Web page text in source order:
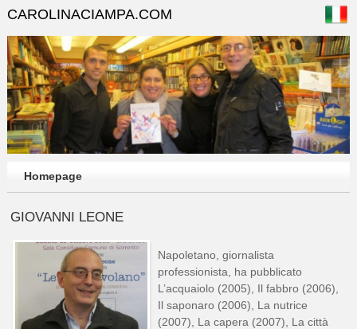
CAROLINACIAMPA.COM
Homepage
GIOVANNI LEONE
Napoletano, giornalista
professionista, ha pubblicato
L’acquaiolo (2005), Il fabbro (2006),
Il saponaro (2006), La nutrice
(2007), La capera (2007), La città